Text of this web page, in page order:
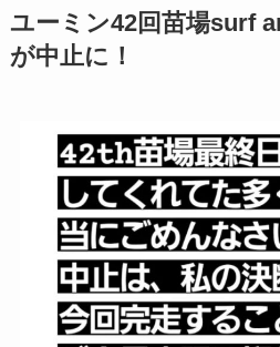
ユーミン42回苗場surf
が中止に！